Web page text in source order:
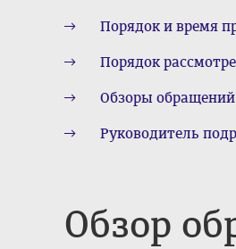
Порядок и время
Порядок
Обзоры
Руководитель
Обзор